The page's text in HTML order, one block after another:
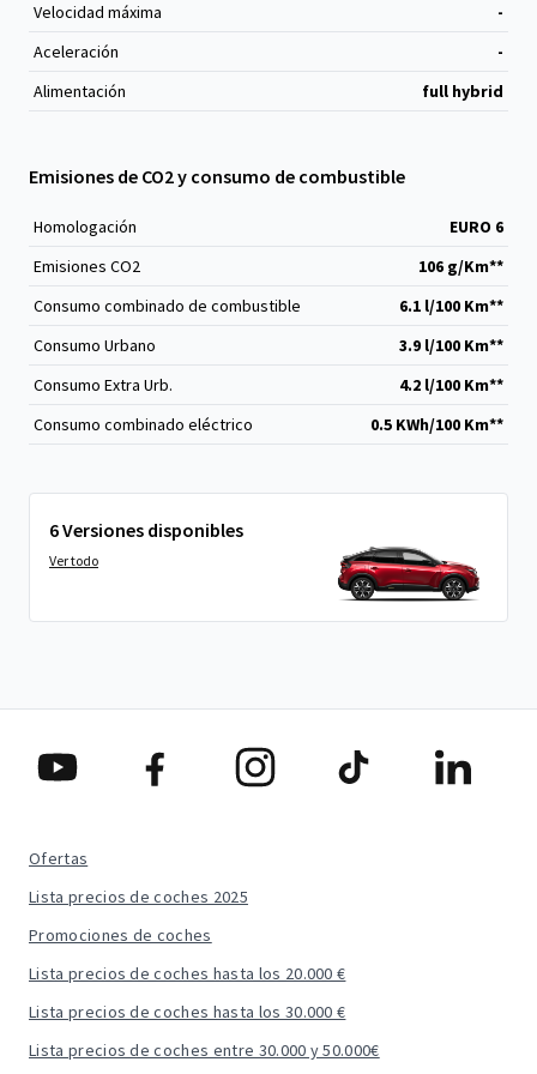
Velocidad máxima
-
Aceleración
-
Alimentación
full hybrid
Emisiones de CO2 y consumo de combustible
Homologación
EURO 6
Emisiones CO2
106 g/Km**
Consumo combinado de combustible
6.1 l/100 Km**
Consumo Urbano
3.9 l/100 Km**
Consumo Extra Urb.
4.2 l/100 Km**
Consumo combinado eléctrico
0.5 KWh/100 Km**
6 Versiones disponibles
Ver todo
Ofertas
Lista precios de coches 2025
Promociones de coches
Lista precios de coches hasta los 20.000 €
Lista precios de coches hasta los 30.000 €
Lista precios de coches entre 30.000 y 50.000€